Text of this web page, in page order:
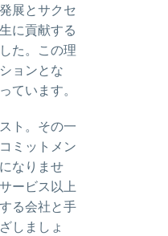
展とサクセ
に貢献する
た。この理
ョンとな
ています。
ト。その一
ミットメン
なりませ
ービス以上
る会社と手
しましょ